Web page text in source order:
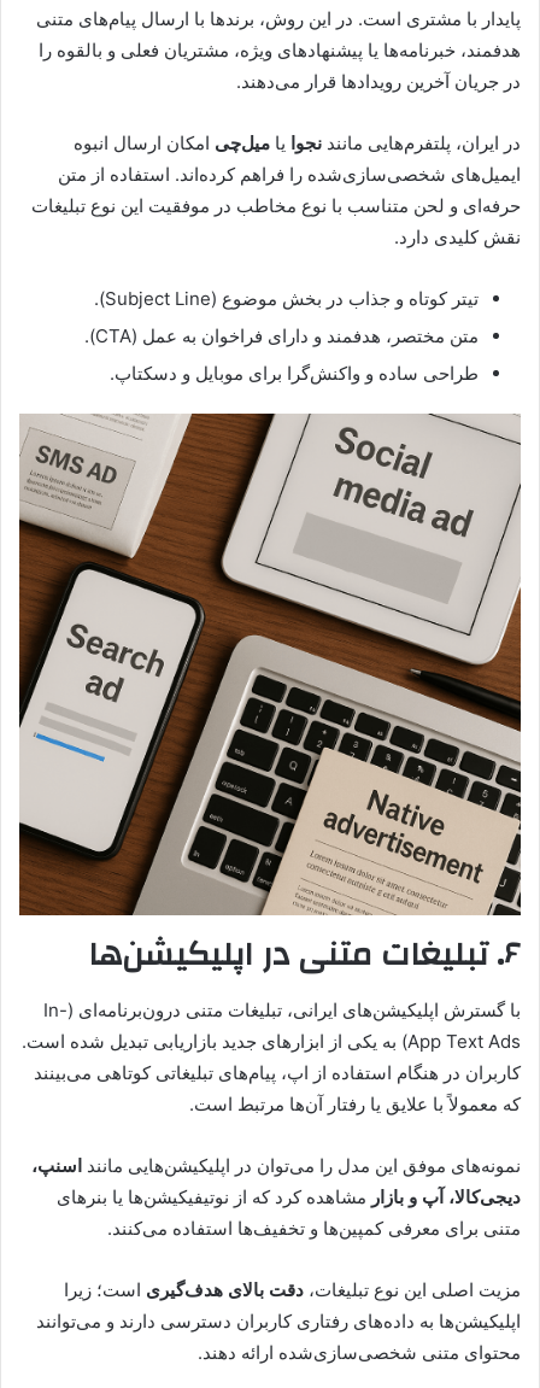
پایدار با مشتری است. در این روش، برندها با ارسال پیام‌های متنی
هدفمند، خبرنامه‌ها یا پیشنهادهای ویژه، مشتریان فعلی و بالقوه را
در جریان آخرین رویدادها قرار می‌دهند.
در ایران، پلتفرم‌هایی مانند نجوا یا میل‌چی امکان ارسال انبوه
ایمیل‌های شخصی‌سازی‌شده را فراهم کرده‌اند. استفاده از متن
حرفه‌ای و لحن متناسب با نوع مخاطب در موفقیت این نوع تبلیغات
نقش کلیدی دارد.
تیتر کوتاه و جذاب در بخش موضوع (Subject Line).
متن مختصر، هدفمند و دارای فراخوان به عمل (CTA).
طراحی ساده و واکنش‌گرا برای موبایل و دسکتاپ.
۶. تبلیغات متنی در اپلیکیشن‌ها
با گسترش اپلیکیشن‌های ایرانی، تبلیغات متنی درون‌برنامه‌ای (In-
App Text Ads) به یکی از ابزارهای جدید بازاریابی تبدیل شده است.
کاربران در هنگام استفاده از اپ، پیام‌های تبلیغاتی کوتاهی می‌بینند
که معمولاً با علایق یا رفتار آن‌ها مرتبط است.
نمونه‌های موفق این مدل را می‌توان در اپلیکیشن‌هایی مانند اسنپ،
دیجی‌کالا، آپ و بازار مشاهده کرد که از نوتیفیکیشن‌ها یا بنرهای
متنی برای معرفی کمپین‌ها و تخفیف‌ها استفاده می‌کنند.
مزیت اصلی این نوع تبلیغات، دقت بالای هدف‌گیری است؛ زیرا
اپلیکیشن‌ها به داده‌های رفتاری کاربران دسترسی دارند و می‌توانند
محتوای متنی شخصی‌سازی‌شده ارائه دهند.